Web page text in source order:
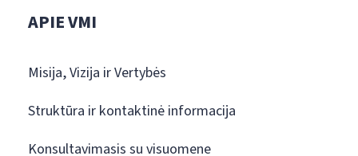
APIE VMI
Misija, Vizija ir Vertybės
Struktūra ir kontaktinė informacija
Konsultavimasis su visuomene